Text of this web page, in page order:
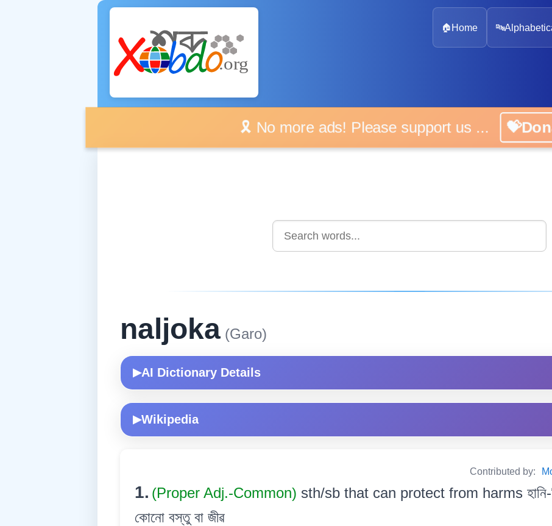
🏠 Home 🔤
🎗️ No more ads! Please support us ...
naljoka (Garo)
▶AI Dictionary Details
▶Wikipedia
Contributed by:
1. (Proper Adj.-Common) sth/sb that can protect from harms হানি-
কোনো বস্তু বা জীৱ